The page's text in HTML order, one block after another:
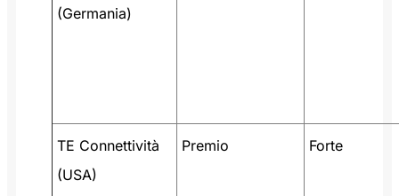
(Germania)
TE Connettività
(USA)
Premio Forte